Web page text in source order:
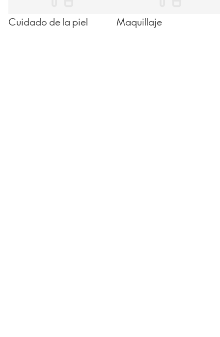
Cuidado de la piel Maquillaje